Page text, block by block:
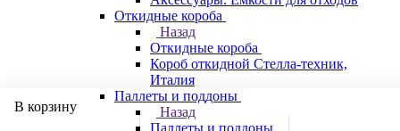
Откидные короба
Назад
Откидные короба
Короб откидной Стелла-техник,
Италия
Паллеты и поддоны
Назад
Паллеты и поддоны
В корзину